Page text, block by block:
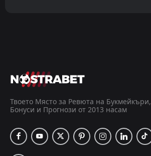
Твоето Място за Ревюта на Букмейкъри,
Бонуси и Прогнози от 2013 насам